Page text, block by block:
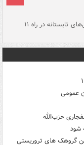
موج بارش‌های تابستانه در راه ۱۱
شود